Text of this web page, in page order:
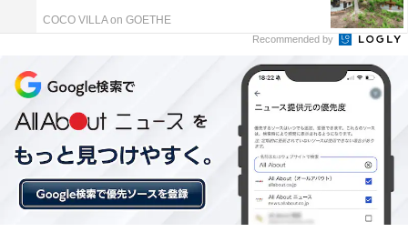
こちらもおすすめ
「ナンバープレートにしたい」と思う山形県の
地名ランキング！ 2位「山形市」、1位は？
COCO VILLA on GOETHE
Recommended by